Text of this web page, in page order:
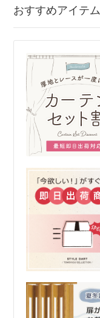
おすすめアイテム